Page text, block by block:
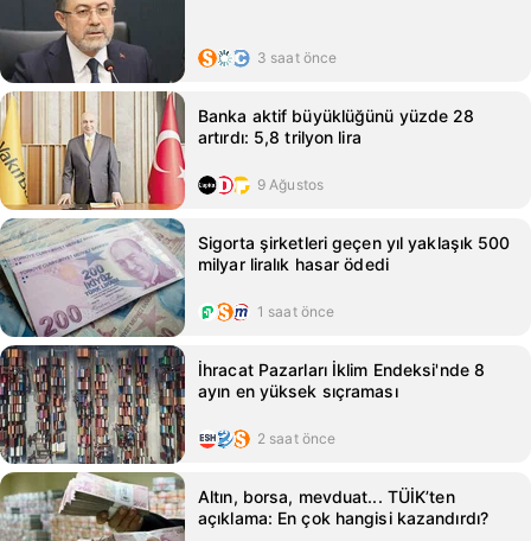
3 saat önce
Banka aktif büyüklüğünü yüzde 28
artırdı: 5,8 trilyon lira
9 Ağustos
Sigorta şirketleri geçen yıl yaklaşık 500
milyar liralık hasar ödedi
1 saat önce
İhracat Pazarları İklim Endeksi'nde 8
ayın en yüksek sıçraması
2 saat önce
Altın, borsa, mevduat... TÜİK’ten
açıklama: En çok hangisi kazandırdı?